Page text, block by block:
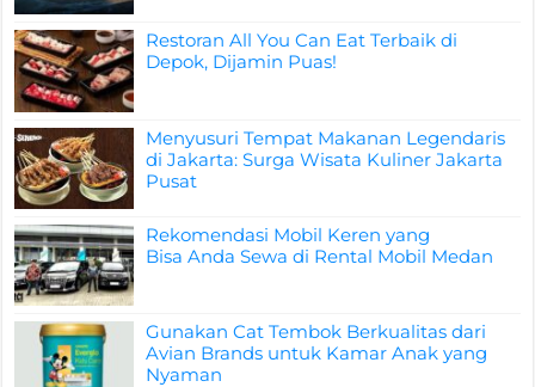
Restoran All You Can Eat Terbaik di
Depok, Dijamin Puas!
Menyusuri Tempat Makanan Legendaris
di Jakarta: Surga Wisata Kuliner Jakarta
Pusat
Rekomendasi Mobil Keren yang
Bisa Anda Sewa di Rental Mobil Medan
Gunakan Cat Tembok Berkualitas dari
Avian Brands untuk Kamar Anak yang
Nyaman